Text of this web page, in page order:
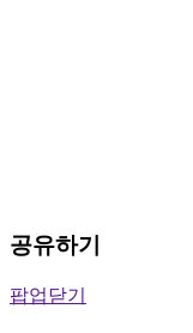
공유하기
팝업닫기